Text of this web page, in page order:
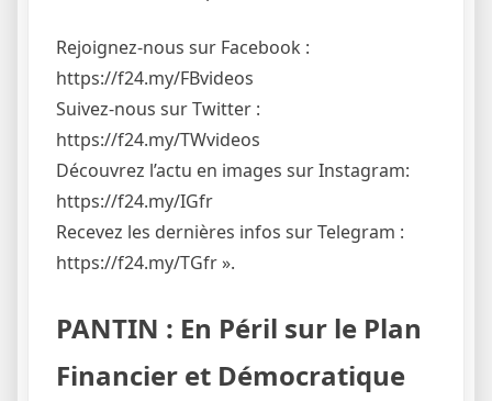
Rejoignez-nous sur Facebook :
https://f24.my/FBvideos
Suivez-nous sur Twitter :
https://f24.my/TWvideos
Découvrez l’actu en images sur Instagram:
https://f24.my/IGfr
Recevez les dernières infos sur Telegram :
https://f24.my/TGfr ».
PANTIN : En Péril sur le Plan
Financier et Démocratique